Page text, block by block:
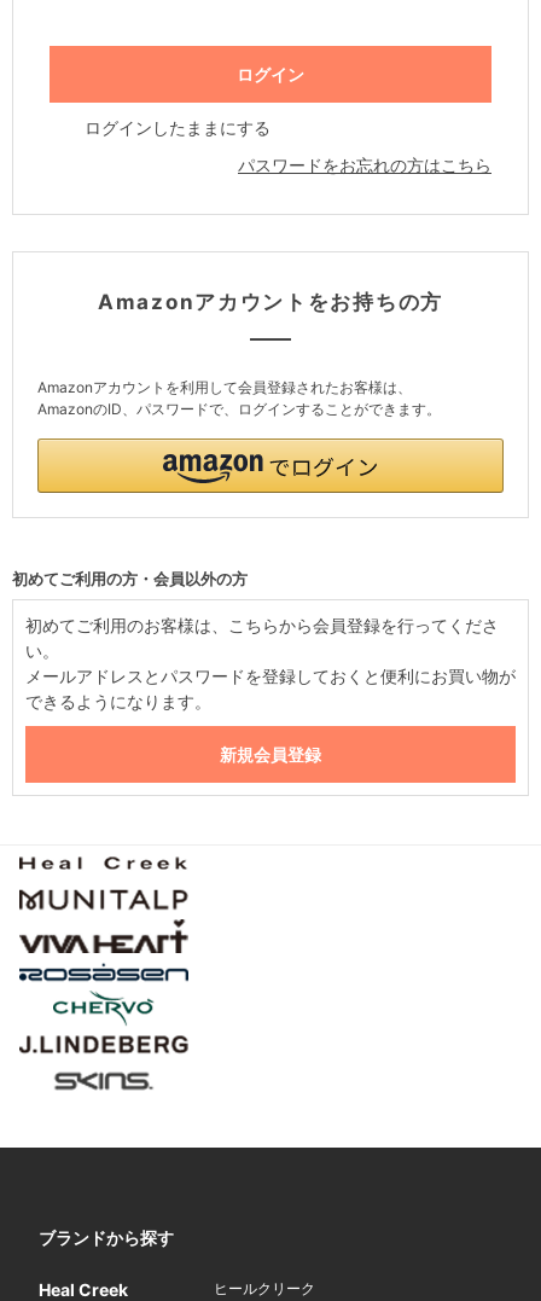
ログインしたままにする
パスワードをお忘れの方はこちら
Amazonアカウントをお持ちの方
Amazonアカウントを利用して会員登録されたお客様は、
AmazonのID、パスワードで、ログインすることができます。
初めてご利用の方・会員以外の方
初めてご利用のお客様は、こちらから会員登録を行ってくださ
い。
メールアドレスとパスワードを登録しておくと便利にお買い物が
できるようになります。
ブランドから探す
Heal Creek ヒールクリーク